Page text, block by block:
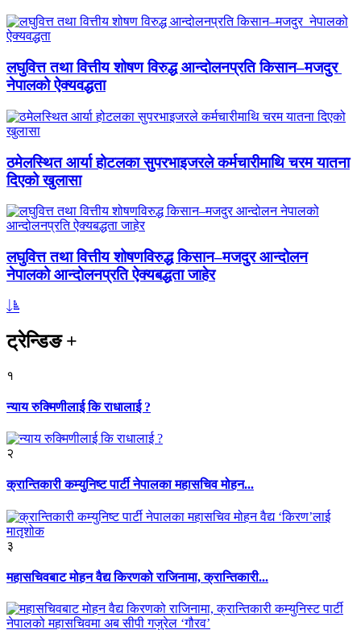
लघुवित्त तथा वित्तीय शोषण विरुद्ध आन्दोलनप्रति किसान–मजदुर
नेपालको ऐक्यवद्धता
ठमेलस्थित आर्या होटलका सुपरभाइजरले कर्मचारीमाथि चरम यातना
दिएको खुलासा
लघुवित्त तथा वित्तीय शोषणविरुद्ध किसान–मजदुर आन्दोलन
नेपालको आन्दोलनप्रति ऐक्यबद्धता जाहेर
ट्रेन्डिङ+
१
न्याय रुक्मिणीलाई कि राधालाई ?
२
क्रान्तिकारी कम्युनिष्ट पार्टी नेपालका महासचिव मोहन...
३
महासचिवबाट मोहन वैद्य किरणको राजिनामा, क्रान्तिकारी...